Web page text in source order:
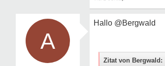
A
Hallo @Bergwald
Zitat von Bergwald: